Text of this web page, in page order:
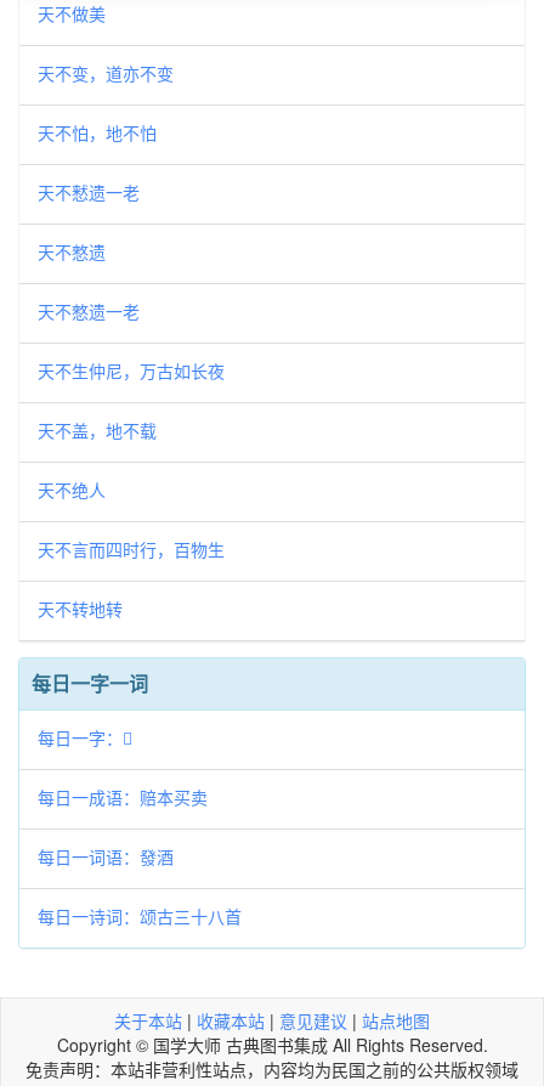
天不做美
天不变，道亦不变
天不怕，地不怕
天不慭遗一老
天不憗遗
天不憗遗一老
天不生仲尼，万古如长夜
天不盖，地不载
天不绝人
天不言而四时行，百物生
天不转地转
每日一字一词
每日一字：𤷷
每日一成语：赔本买卖
每日一词语：發酒
每日一诗词：颂古三十八首
关于本站 | 收藏本站 | 意见建议 | 站点地图
Copyright © 国学大师 古典图书集成 All Rights Reserved.
免责声明：本站非营利性站点，内容均为民国之前的公共版权领域